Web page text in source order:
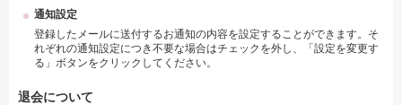
通知設定
登録したメールに送付するお通知の内容を設定することができます。そ
れぞれの通知設定につき不要な場合はチェックを外し、「設定を変更す
る」ボタンをクリックしてください。
退会について